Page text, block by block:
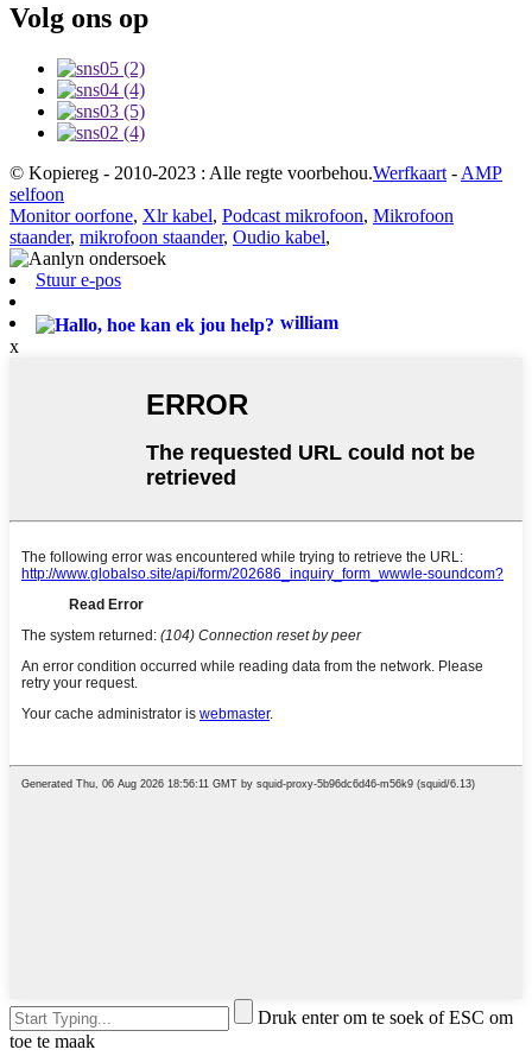
Volg ons op
© Kopiereg - 2010-2023 : Alle regte voorbehou.Werfkaart - AMP
selfoon
Monitor oorfone, Xlr kabel, Podcast mikrofoon, Mikrofoon
staander, mikrofoon staander, Oudio kabel,
Stuur e-pos
william
x
Druk enter om te soek of ESC om
toe te maak